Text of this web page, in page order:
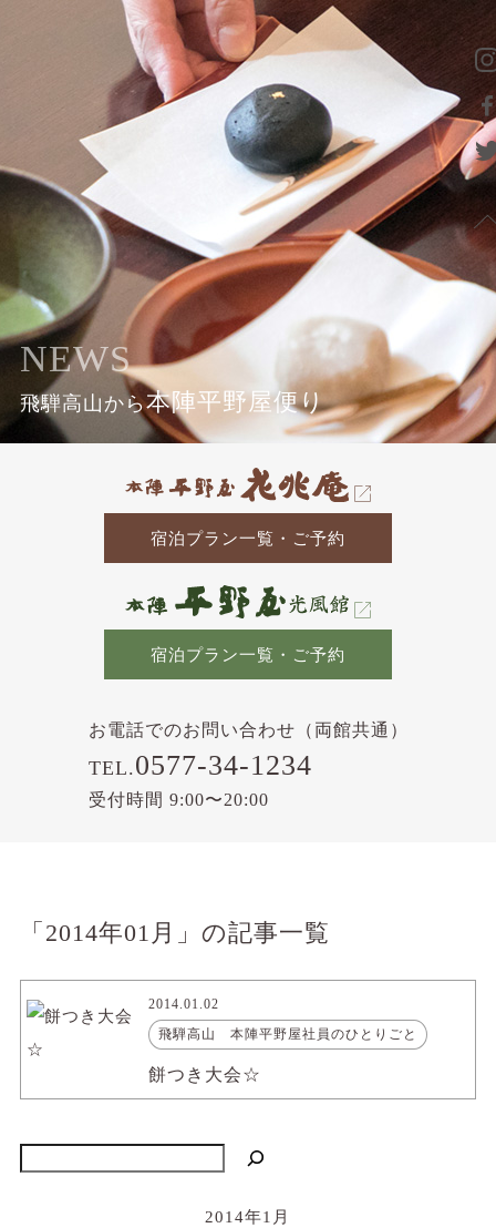
NEWS
飛騨高山から本陣平野屋便り
宿泊プラン一覧・ご予約
宿泊プラン一覧・ご予約
お電話でのお問い合わせ（両館共通）
TEL.0577-34-1234
受付時間 9:00〜20:00
「2014年01月」の記事一覧
2014.01.02
飛騨高山 本陣平野屋社員のひとりごと
餅つき大会☆
2014年1月